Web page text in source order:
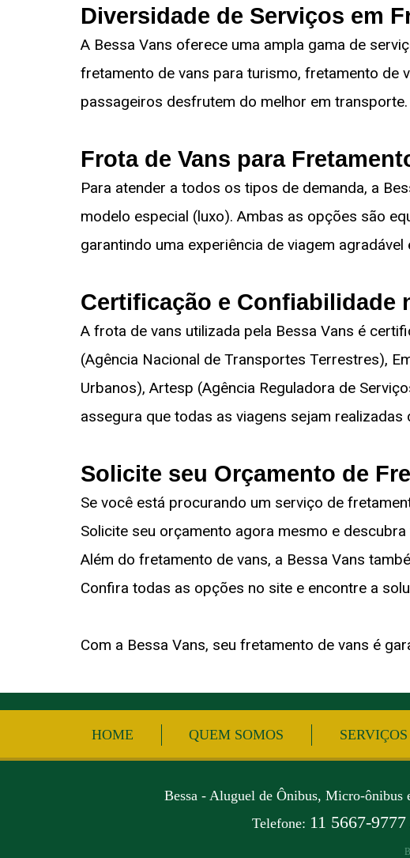
Diversidade de Serviços em
A Bessa Vans oferece uma ampla gama de
fretamento de vans para turismo, fretamento de
passageiros desfrutem do melhor em transporte.
Frota de Vans para
Para atender a todos os tipos de demanda, a
modelo especial (luxo). Ambas as opções são
garantindo uma experiência de viagem agradável
Certificação e Confiabilidade
A frota de vans utilizada pela Bessa Vans é
(Agência Nacional de Transportes Terrestres),
Urbanos), Artesp (Agência Reguladora de
assegura que todas as viagens sejam
Solicite seu Orçamento de
Se você está procurando um serviço de
Solicite seu orçamento agora mesmo e
Além do fretamento de vans, a Bessa Vans
Confira todas as opções no site e encontre a
Com a Bessa Vans, seu fretamento de vans é
HOME QUEM SOMOS SERVIÇOS
Bessa - Aluguel de Ônibus, Micro-ônibus
Telefone: 11 5667-9777